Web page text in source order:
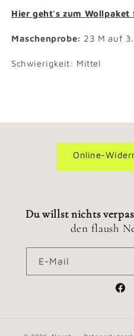
Hier geht's zum Wollpaket
Maschenprobe: 23 M auf
Schwierigkeit: Mittel
Online-
Du willst nichts
den flaush
E-Mail